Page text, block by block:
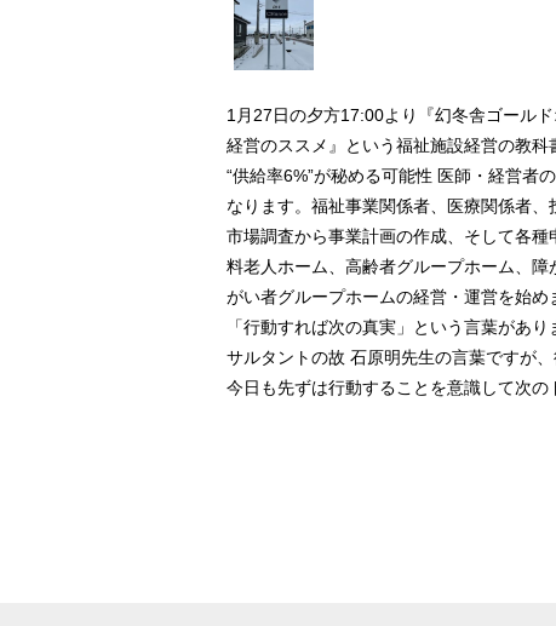
1月27日の夕方17:00より『幻冬舎ゴール
経営のススメ』という福祉施設経営の教科
“供給率6%”が秘める可能性 医師・経営者
なります。福祉事業関係者、医療関係者
市場調査から事業計画の作成、そして各
料老人ホーム、高齢者グループホーム、
がい者グループホームの経営・運営を始め
「行動すれば次の真実」という言葉があ
サルタントの故 石原明先生の言葉ですが
今日も先ずは行動することを意識して次の